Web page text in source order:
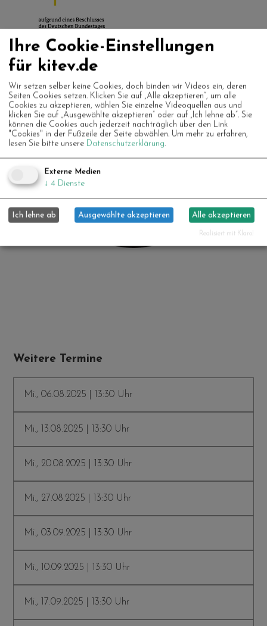
Weitere Termine
Mi., 06.08.2025 | 13:30 Uhr
Mi., 13.08.2025 | 13:30 Uhr
Mi., 20.08.2025 | 13:30 Uhr
Mi., 27.08.2025 | 13:30 Uhr
Mi., 03.09.2025 | 13:30 Uhr
Mi., 10.09.2025 | 13:30 Uhr
Mi., 17.09.2025 | 13:30 Uhr
Ihre Cookie-Einstellungen
für kitev.de
Wir setzen selber keine Cookies, doch binden wir Videos ein, deren
Seiten Cookies setzen. Klicken Sie auf „Alle akzeptieren“, um alle
Cookies zu akzeptieren, wählen Sie einzelne Videoquellen aus und
klicken Sie auf „Ausgewählte akzeptieren“ oder auf „Ich lehne ab“. Sie
können die Cookies auch jederzeit nachträglich über den Link
"Cookies" in der Fußzeile der Seite abwählen. Um mehr zu erfahren,
lesen Sie bitte unsere Datenschutzerklärung.
Externe Medien
↓ 4 Dienste
Ich lehne ab Ausgewählte akzeptieren Alle akzeptieren
Realisiert mit Klaro!